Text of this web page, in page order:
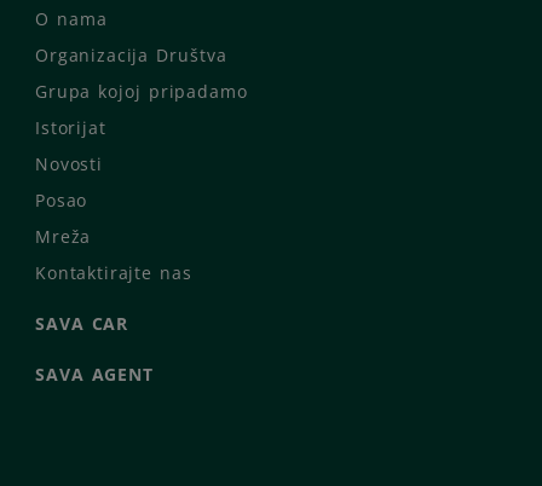
O nama
Organizacija Društva
Grupa kojoj pripadamo
Istorijat
Novosti
Posao
Mreža
Kontaktirajte nas
SAVA CAR
SAVA AGENT